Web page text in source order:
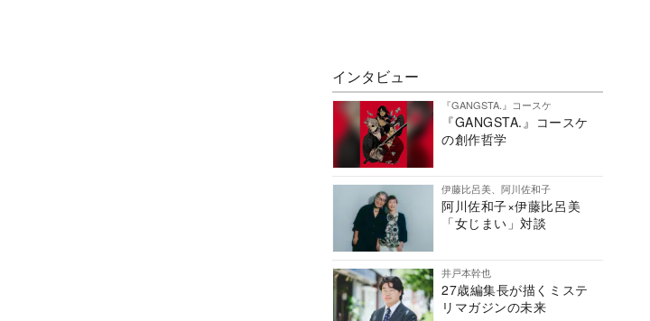
インタビュー
『GANGSTA.』コースケ
『GANGSTA.』コースケ
の創作哲学
伊藤比呂美、阿川佐和子
阿川佐和子×伊藤比呂美
「女じまい」対談
井戸本幹也
27歳編集長が描くミステ
リマガジンの未来